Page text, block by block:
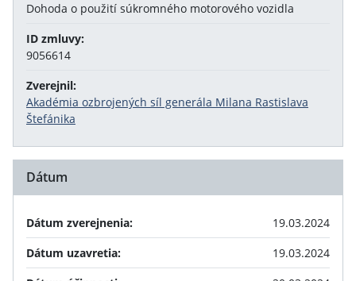
Dohoda o použití súkromného motorového vozidla
ID zmluvy:
9056614
Zverejnil:
Akadémia ozbrojených síl generála Milana Rastislava
Štefánika
Dátum
Dátum zverejnenia:
19.03.2024
Dátum uzavretia:
19.03.2024